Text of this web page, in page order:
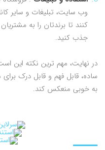
وب سایت، تبلیغات و سایر
کنند تا برندتان را به
جذب کنید.
در نهایت، مهم ترین نکته این
ساده، قابل فهم و قابل درک
به خوبی منعکس کند.